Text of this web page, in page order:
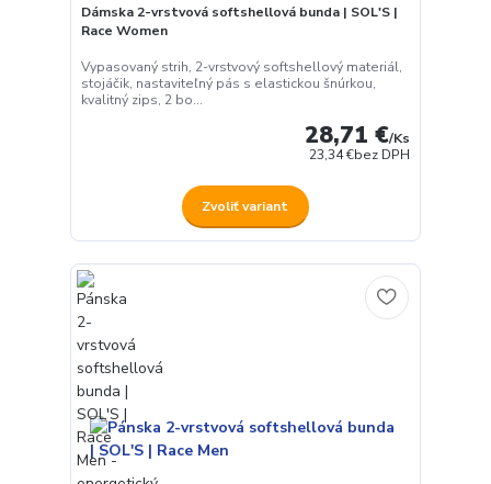
Dámska 2-vrstvová softshellová bunda | SOL'S |
Race Women
Vypasovaný strih, 2-vrstvový softshellový materiál,
stojáčik, nastaviteľný pás s elastickou šnúrkou,
kvalitný zips, 2 bo...
28,71 €/Ks
23,34 €bez DPH
Zvoliť variant